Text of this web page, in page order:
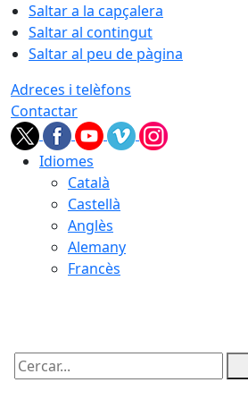
Saltar a la capçalera
Saltar al contingut
Saltar al peu de pàgina
Adreces i telèfons
Contactar
Idiomes
Català
Castellà
Anglès
Alemany
Francès
Cercar: